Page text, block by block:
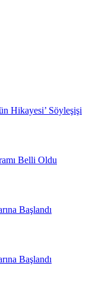
Hikayesi’ Söyleşişi
Belli Oldu
Başlandı
Başlandı